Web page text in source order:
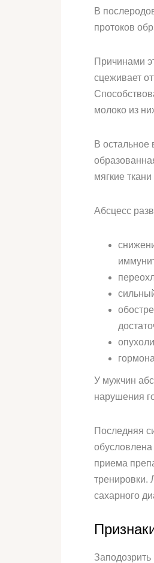
В
протоков
Причинами
сцеживает
молоко из
В
мягкие
Абсцесс
У мужчин
нарушения
Последняя
обусловлена
приема
тренировки.
сахарного